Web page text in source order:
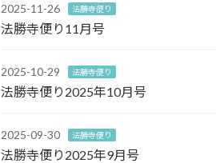
2025-11-26 法勝寺便り
法勝寺便り11月号
2025-10-29 法勝寺便り
法勝寺便り2025年10月号
2025-09-30 法勝寺便り
法勝寺便り2025年9月号